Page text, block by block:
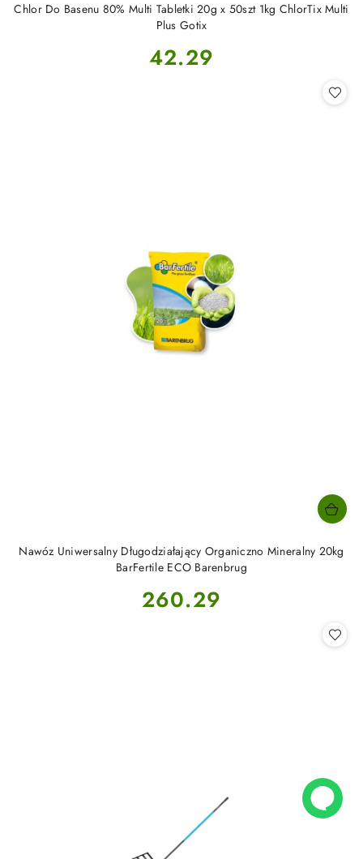
Chlor Do Basenu 80% Multi Tabletki 20g x 50szt 1kg ChlorTix Multi
Plus Gotix
Cena:
42.29
Nawóz Uniwersalny Długodziałający Organiczno Mineralny 20kg
BarFertile ECO Barenbrug
Cena:
260.29